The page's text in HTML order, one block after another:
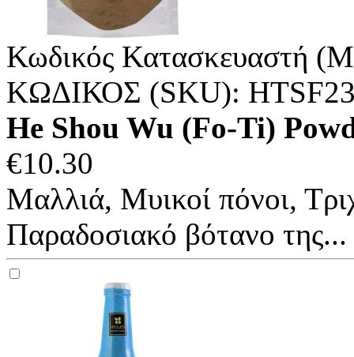
Κωδικός Κατασκευαστή
ΚΩΔΙΚΟΣ (SKU):
He Shou Wu (Fo-Ti)
€10.30
Μαλλιά, Μυικοί πόνοι,
Παραδοσιακό βότανο της...